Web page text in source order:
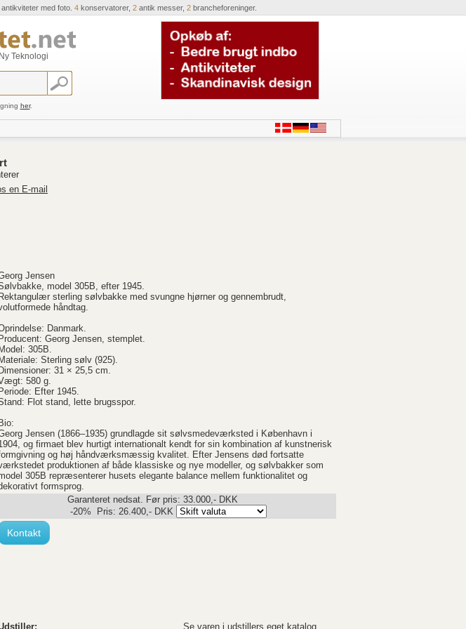
antikviteter med foto. 4 konservatorer, 2 antik messer, 2 brancheforeninger.
Teknologi
her.
en E-mail
Jensen
model 305B, efter 1945.
Rektangulær sterling sølvbakke med svungne hjørner og gennembrudt,
håndtag.
Danmark.
Producent: Georg Jensen, stemplet.
Model: 305B.
Materiale: Sterling sølv (925).
Dimensioner: 31 × 25,5 cm.
580 g.
Periode: Efter 1945.
Flot stand, lette brugsspor.
Bio:
Jensen (1866–1935) grundlagde sit sølvsmedeværksted i København i
og firmaet blev hurtigt internationalt kendt for sin kombination af kunstnerisk
og høj håndværksmæssig kvalitet. Efter Jensens død fortsatte
produktionen af både klassiske og nye modeller, og sølvbakker som
305B repræsenterer husets elegante balance mellem funktionalitet og
formsprog.
Garanteret nedsat. Før pris: 33.000,- DKK
-20% Pris: 26.400,- DKK
Kontakt
Se varen i udstillers eget katalog